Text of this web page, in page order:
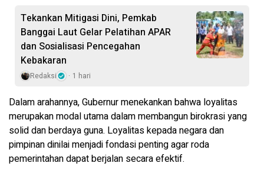
Tekankan Mitigasi Dini, Pemkab
Banggai Laut Gelar Pelatihan APAR
dan Sosialisasi Pencegahan
Kebakaran
Redaksi 1 hari
Dalam arahannya, Gubernur menekankan bahwa loyalitas
merupakan modal utama dalam membangun birokrasi yang
solid dan berdaya guna. Loyalitas kepada negara dan
pimpinan dinilai menjadi fondasi penting agar roda
pemerintahan dapat berjalan secara efektif.